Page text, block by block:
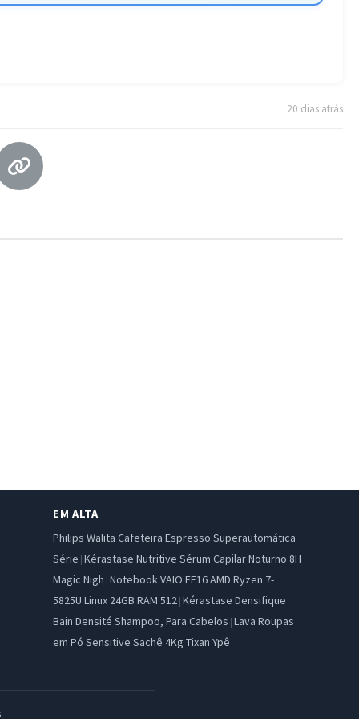
20 dias atrás
EM ALTA
Philips Walita Cafeteira Espresso Superautomática
Série | Kérastase Nutritive Sérum Capilar Noturno 8H
Magic Nigh | Notebook VAIO FE16 AMD Ryzen 7-
5825U Linux 24GB RAM 512| Kérastase Densifique
Bain Densité Shampoo, Para Cabelos | Lava Roupas
em Pó Sensitive Sachê 4Kg Tixan Ypê